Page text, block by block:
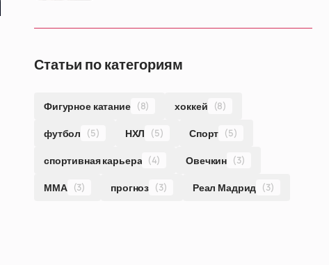
Статьи по категориям
Фигурное катание (8) хоккей (8)
футбол (5) НХЛ (5) Спорт (5)
спортивная карьера (4) Овечкин (3)
ММА (3) прогноз (3) Реал Мадрид (3)